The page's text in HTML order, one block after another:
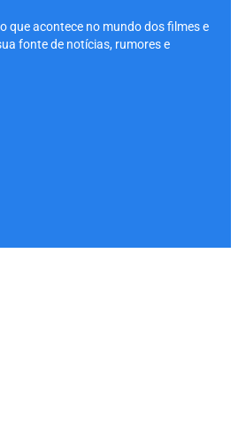
que acontece no mundo dos filmes e
fonte de notícias, rumores e